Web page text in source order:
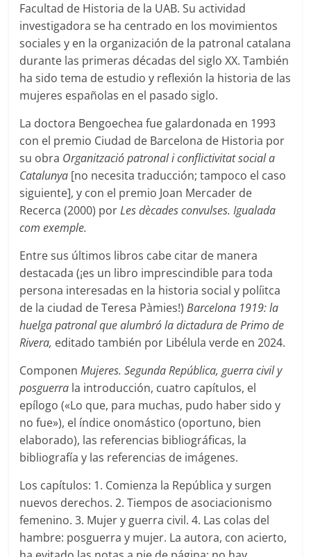
Facultad de Historia de la UAB. Su actividad
investigadora se ha centrado en los movimientos
sociales y en la organización de la patronal catalana
durante las primeras décadas del siglo XX. También
ha sido tema de estudio y reflexión la historia de las
mujeres españolas en el pasado siglo.
La doctora Bengoechea fue galardonada en 1993
con el premio Ciudad de Barcelona de Historia por
su obra Organització patronal i conflictivitat social a
Catalunya [no necesita traducción; tampoco el caso
siguiente], y con el premio Joan Mercader de
Recerca (2000) porLes dècades convulses. Igualada
com exemple.
Entre sus últimos libros cabe citar de manera
destacada (¡es un libro imprescindible para toda
persona interesadas en la historia social y políitca
de la ciudad de Teresa Pàmies!)Barcelona 1919: la
huelga patronal que alumbró la dictadura de Primo de
Rivera, editado también por Libélula verde en 2024.
ComponenMujeres. Segunda República, guerra civil y
posguerra la introducción, cuatro capítulos, el
epílogo («Lo que, para muchas, pudo haber sido y
no fue»), el índice onomástico (oportuno, bien
elaborado), las referencias bibliográficas, la
bibliografía y las referencias de imágenes.
Los capítulos: 1. Comienza la República y surgen
nuevos derechos. 2. Tiempos de asociacionismo
femenino. 3. Mujer y guerra civil. 4. Las colas del
hambre: posguerra y mujer. La autora, con acierto,